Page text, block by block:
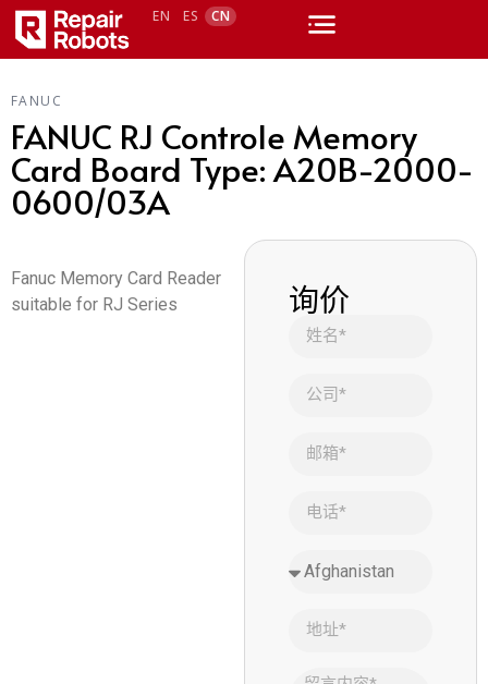
EN ES CN
FANUC
FANUC RJ Controle Memory
Card Board Type: A20B-2000-
0600/03A
Fanuc Memory Card Reader
suitable for RJ Series
询价